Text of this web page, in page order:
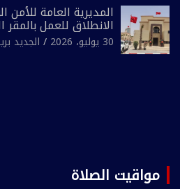
المديرية العامة
الانطلاق للعمل بالمقر
للشرطة بولاية أمن
30 يوليو، 2026 الجديد
مواقيت الصلاة